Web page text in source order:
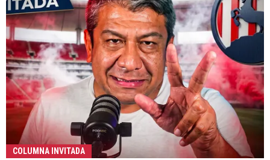
COLUMNA INVITADA